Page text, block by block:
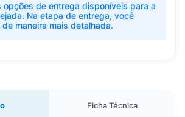
opções de entrega disponíveis para a
Na etapa de entrega, você
maneira mais detalhada.
Ficha Técnica